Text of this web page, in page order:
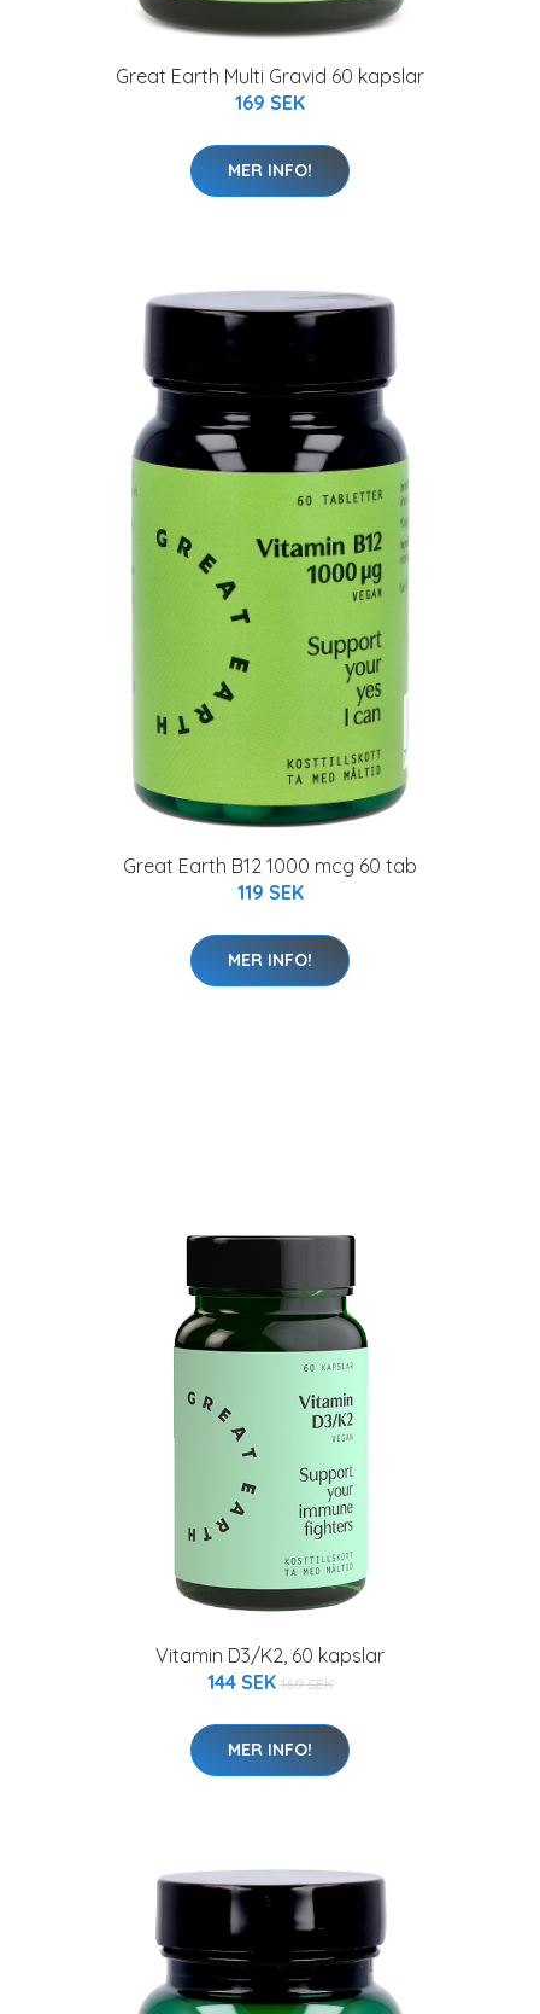
Great Earth Multi Gravid 60 kapslar
169 SEK
MER INFO!
Great Earth B12 1000 mcg 60 tab
119 SEK
MER INFO!
Vitamin D3/K2, 60 kapslar
144 SEK 169 SEK
MER INFO!